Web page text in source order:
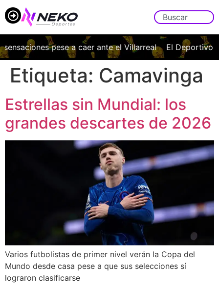
pese a caer ante el Villarreal El Deportivo
Etiqueta: Camavinga
Estrellas sin Mundial: los
grandes descartes de 2026
Varios futbolistas de primer nivel verán la Copa del
Mundo desde casa pese a que sus selecciones sí
lograron clasificarse